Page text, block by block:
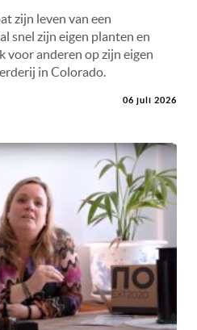
zijn leven van een
snel zijn eigen planten en
voor anderen op zijn eigen
in Colorado.
06 juli 2026